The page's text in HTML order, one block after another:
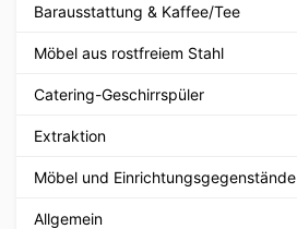
Barausstattung & Kaffee/Tee
Möbel aus rostfreiem Stahl
Catering-Geschirrspüler
Extraktion
Möbel und Einrichtungsgegenstände
Allgemein